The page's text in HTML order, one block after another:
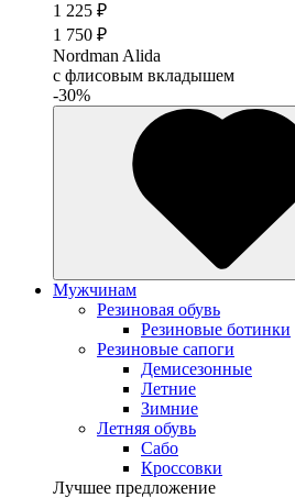
1 225 ₽
1 750 ₽
Nordman Alida
с флисовым вкладышем
-30%
Мужчинам
Резиновая обувь
Резиновые ботинки
Резиновые сапоги
Демисезонные
Летние
Зимние
Летняя обувь
Сабо
Кроссовки
Лучшее предложение